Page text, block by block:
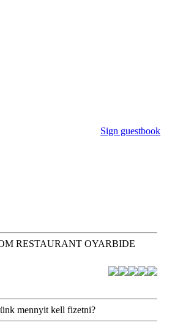
Sign guestbook
RESTAURANT OYARBIDE
mennyit kell fizetni?